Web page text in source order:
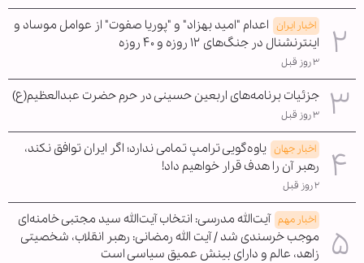
اخبار ایران اعدام "امید بهزاد" و "پوریا صفوت" از عوامل موساد و
اینترنشنال در جنگ‌های ۱۲ روزه و ۴۰ روزه
۳ روز قبل
جزئیات برنامه‌های اربعین حسینی در حرم حضرت عبدالعظیم(ع)
۳ روز قبل
اخبار جهان یاوه‌گویی ترامپ تمامی ندارد؛ اگر ایران توافق نکند،
رهبر آن را هدف قرار خواهیم داد!
۲ روز قبل
اخبار مهم آیت‌الله مدرسی: انتخاب آیت‌الله سید مجتبی خامنه‌ای
موجب خرسندی شد / آیت الله رمضانی: رهبر انقلاب، شخصیتی
زاهد، عالم و دارای بینش عمیق سیاسی است